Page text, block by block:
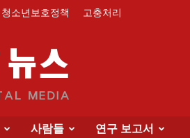
청소년보호정책 고충처리
사람들 연구 보고서